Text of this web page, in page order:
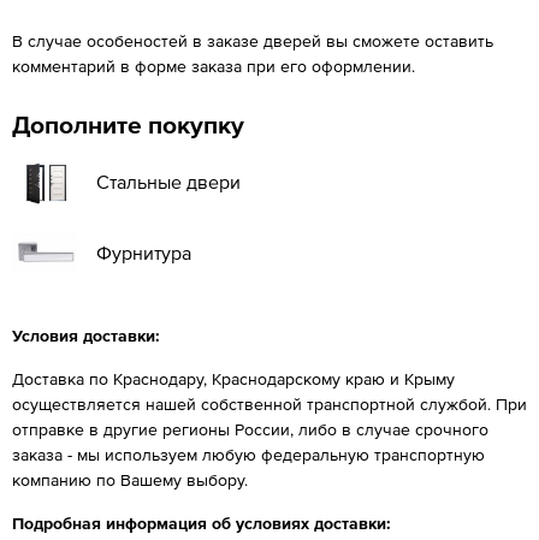
В случае особеностей в заказе дверей вы сможете оставить
комментарий в форме заказа при его оформлении.
Дополните покупку
Стальные двери
Фурнитура
Условия доставки:
Доставка по Краснодару, Краснодарскому краю и Крыму
осуществляется нашей собственной транспортной службой. При
отправке в другие регионы России, либо в случае срочного
заказа - мы используем любую федеральную транспортную
компанию по Вашему выбору.
Подробная информация об условиях доставки: